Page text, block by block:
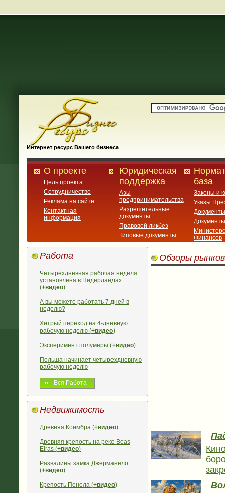
Интернет ресурс Вашего бизнеса
О проекте
Цель проекта
Сотрудничество
Реклама на сайте
Контактная
информация
Юридическая
поддержка
Азы
предпринимательства
Разрешительные
документы
Правовой ликбез
Типовые документы
база
Законы и
Указы
Финансов
Обзоры рынков
Работа
Четырёхдневная рабочая неделя
установлена в Нидерландах
(+видео)
А вы можете работать 7 дней в
неделю?
Хитрый переход на 4-дневную
рабочую неделю (+видео)
Эксперимент полумеры (+видео)
Польша начинает четырехдневную
рабочую неделю
Вся Работа
Недвижимость
Древняя Коимбра (+видео)
Древняя крепость на реке Boas
Eiras (+видео)
Развалины замка Джерманело
(+видео)
Крепость Пенела (+видео)